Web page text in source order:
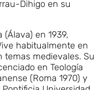
Dihigo en su
en 1939,
habitualmente en
temas medievales. Su
en Teología
(Roma 1970) y